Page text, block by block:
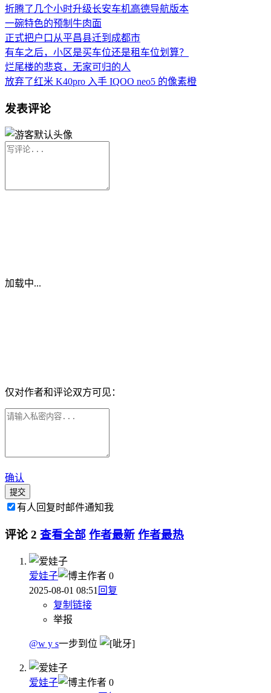
折腾了几个小时升级长安车机高德导航版本
一碗特色的预制牛肉面
正式把户口从平昌县迁到成都市
有车之后，小区是买车位还是租车位划算？
烂尾楼的悲哀，无家可归的人
放弃了红米 K40pro 入手 IQOO neo5 的像素橙
发表评论
加载中...
仅对作者和评论双方可见：
确认
提交
有人回复时邮件通知我
评论 2 查看全部 作者最新 作者最热
爱娃子 作者 0
2025-08-01 08:51 回复
复制链接
举报
@w y s一步到位
爱娃子 作者 0